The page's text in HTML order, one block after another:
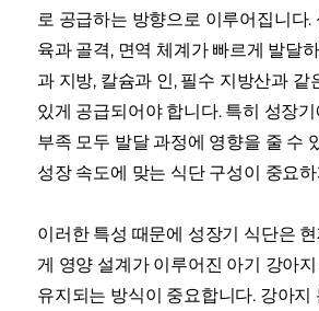
로 공급하는 방향으로 이루어집니다.
육과 골격, 면역 체계가 빠르게 발달
과 지방, 칼슘과 인, 필수 지방산과 같
있게 공급되어야 합니다. 특히 성장
부족 모두 발달 과정에 영향을 줄 수
성장 속도에 맞는 식단 구성이 중요
이러한 특성 때문에 성장기 식단은
게 영양 설계가 이루어진 아기 강아
유지되는 방식이 중요합니다. 강아지